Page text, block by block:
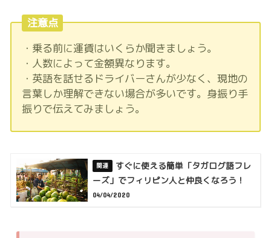
注意点
・乗る前に運賃はいくらか聞きましょう。
・人数によって金額異なります。
・英語を話せるドライバーさんが少なく、現地の
言葉しか理解できない場合が多いです。身振り手
振りで伝えてみましょう。
すぐに使える簡単「タガログ語フレ
ーズ」でフィリピン人と仲良くなろう！
04/04/2020